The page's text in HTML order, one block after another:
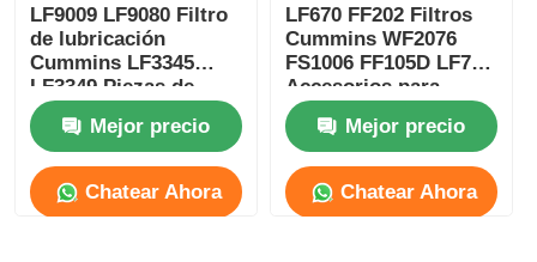
LF9009 LF9080 Filtro
de lubricación
Cummins LF3345
LF3349 Piezas de
generador
Mejor precio
Chatear Ahora
LF670 FF202 Filtros
Cummins WF2076
FS1006 FF105D LF777
Accesorios para
Generador
Mejor precio
Chatear Ahora